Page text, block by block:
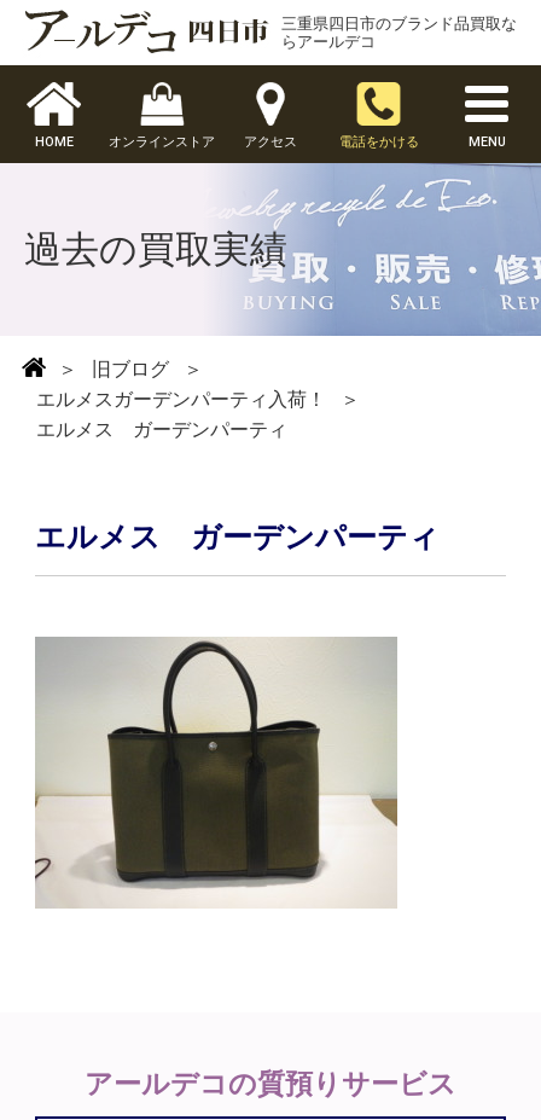
三重県四日市のブランド品買取な
らアールデコ
HOME オンラインストア アクセス 電話をかける MENU
過去の買取実績
＞ 旧ブログ
＞
エルメスガーデンパーティ入荷！
＞
エルメス ガーデンパーティ
エルメス ガーデンパーティ
アールデコの質預りサービス